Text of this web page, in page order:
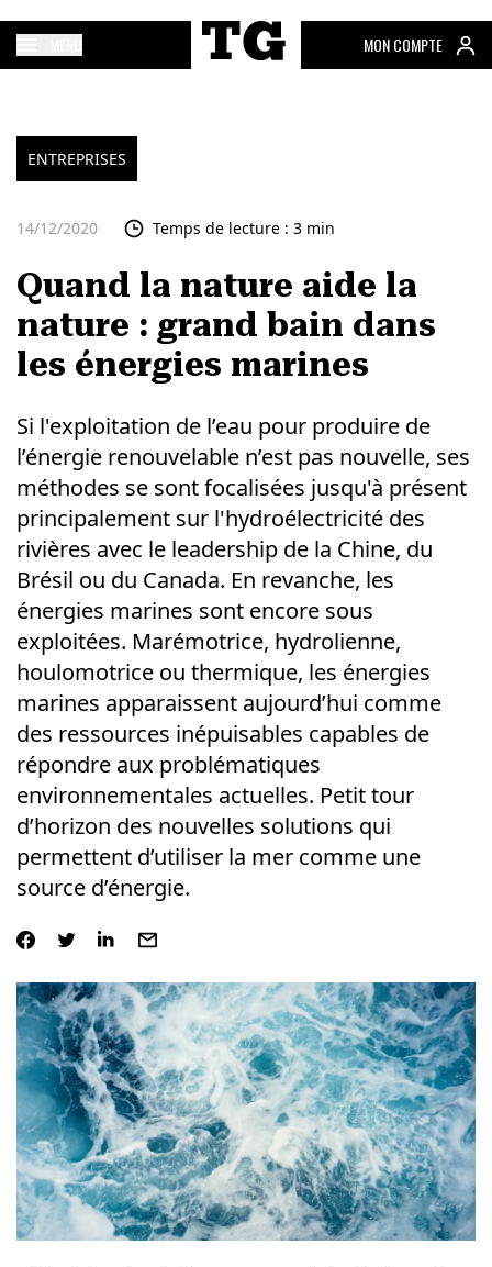
MON COMPTE
ENTREPRISES
14/12/2020 Temps de lecture : 3 min
Quand la nature aide la
nature : grand bain dans
les énergies marines
Si l'exploitation de l’eau pour produire de
l’énergie renouvelable n’est pas nouvelle, ses
méthodes se sont focalisées jusqu'à présent
principalement sur l'hydroélectricité des
rivières avec le leadership de la Chine, du
Brésil ou du Canada. En revanche, les
énergies marines sont encore sous
exploitées. Marémotrice, hydrolienne,
houlomotrice ou thermique, les énergies
marines apparaissent aujourd’hui comme
des ressources inépuisables capables de
répondre aux problématiques
environnementales actuelles. Petit tour
d’horizon des nouvelles solutions qui
permettent d’utiliser la mer comme une
source d’énergie.